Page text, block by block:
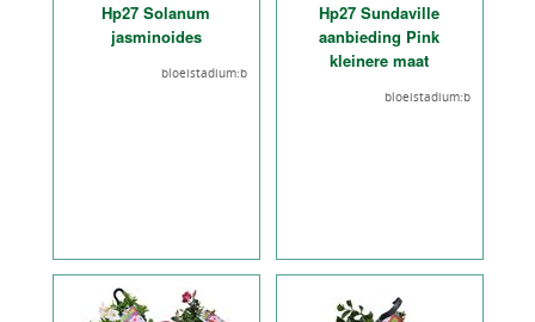
Hp27 Solanum
jasminoides
bloeistadium:b
Hp27 Sundaville
aanbieding Pink
kleinere maat
bloeistadium:b